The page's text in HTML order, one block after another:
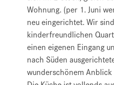
Wohnung. (per 1. Juni
neu eingerichtet. Wir
kinderfreundlichen
einen eigenen Eingang
nach Süden
wunderschönem